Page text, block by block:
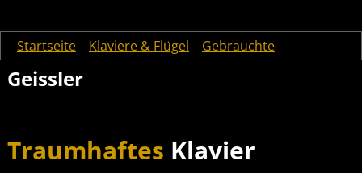
Startseite Klaviere & Flügel Gebrauchte
Geissler
Traumhaftes Klavier